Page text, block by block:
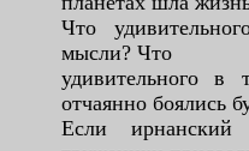
Что
мысли? Что
удивительного
отчаянно боялись
Если